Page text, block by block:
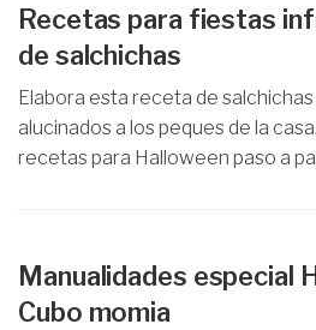
Recetas para fiestas
de salchichas
Elabora esta receta de
alucinados a los peques de la
recetas para Halloween paso a
Manualidades especial
Cubo momia